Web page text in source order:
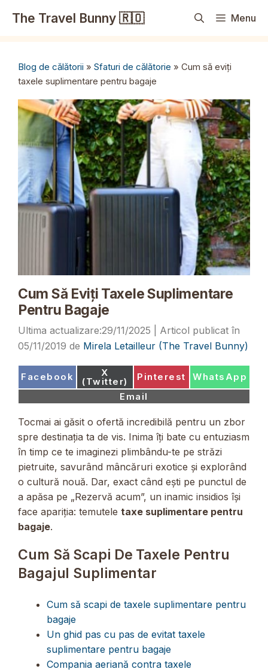
The Travel Bunny 🇷🇴 Menu
Blog de călătorii » Sfaturi de călătorie » Cum să eviți
taxele suplimentare pentru bagaje
Cum Să Eviți Taxele Suplimentare
Pentru Bagaje
29/11/2025
05/11/2019 de Mirela Letailleur (The Travel Bunny)
Share
Facebook Share
on
X
(Twitter) Share
Pinterest Share
WhatsApp
Share
on
Email
Tocmai ai găsit o ofertă incredibilă pentru un zbor
spre destinația ta de vis. Inima îți bate cu entuziasm
în timp ce te imaginezi plimbându-te pe străzi
pietruite, savurând mâncăruri exotice și explorând
o cultură nouă. Dar, exact când ești pe punctul de
a apăsa pe „Rezervă acum”, un inamic insidios își
face apariția: temutele taxe suplimentare pentru
bagaje.
Cum Să Scapi De Taxele Pentru
Bagajul Suplimentar
Cum să scapi de taxele suplimentare pentru
bagaje
Un ghid pas cu pas de evitat taxele
suplimentare pentru bagaje
Compania aeriană contra taxele